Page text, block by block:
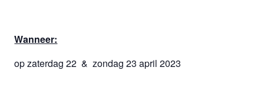
Wanneer:
op zaterdag 22 & zondag 23 april 2023